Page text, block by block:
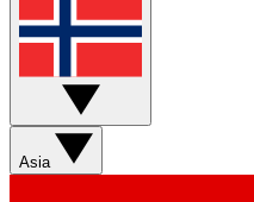
Asia